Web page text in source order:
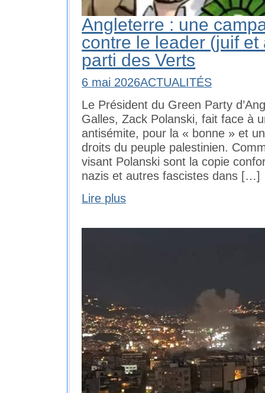
Angleterre : une
contre le leader (juif
parti des Verts
6 mai 2026ACTUALITÉS
Le Président du Green Party
Galles, Zack Polanski, fait face à
antisémite, pour la « bonne » et
droits du peuple palestinien.
visant Polanski sont la copie
nazis et autres fascistes dans […]
Lire plus